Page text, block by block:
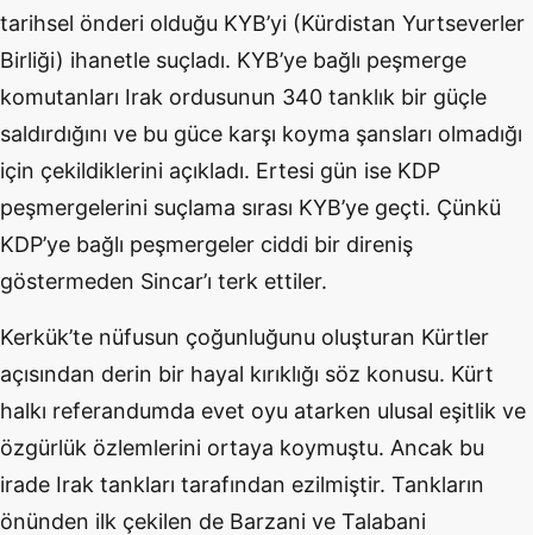
tarihsel önderi olduğu KYB’yi (Kürdistan Yurtseverler
Birliği) ihanetle suçladı. KYB’ye bağlı peşmerge
komutanları Irak ordusunun 340 tanklık bir güçle
saldırdığını ve bu güce karşı koyma şansları olmadığı
için çekildiklerini açıkladı. Ertesi gün ise KDP
peşmergelerini suçlama sırası KYB’ye geçti. Çünkü
KDP’ye bağlı peşmergeler ciddi bir direniş
göstermeden Sincar’ı terk ettiler.
Kerkük’te nüfusun çoğunluğunu oluşturan Kürtler
açısından derin bir hayal kırıklığı söz konusu. Kürt
halkı referandumda evet oyu atarken ulusal eşitlik ve
özgürlük özlemlerini ortaya koymuştu. Ancak bu
irade Irak tankları tarafından ezilmiştir. Tankların
önünden ilk çekilen de Barzani ve Talabani